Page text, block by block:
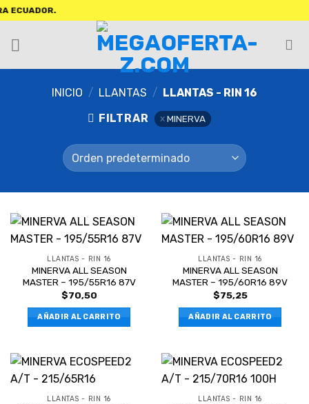
INICIO / LLANTAS / LLANTAS - RIN 16
FILTRAR
MINERVA
LLANTAS - RIN 16
MINERVA ALL SEASON
MASTER – 195/55R16 87V
$70,50
AÑADIR AL CARRITO
LLANTAS - RIN 16
MINERVA ALL SEASON
MASTER – 195/60R16 89V
$75,25
AÑADIR AL CARRITO
LLANTAS - RIN 16 LLANTAS - RIN 16